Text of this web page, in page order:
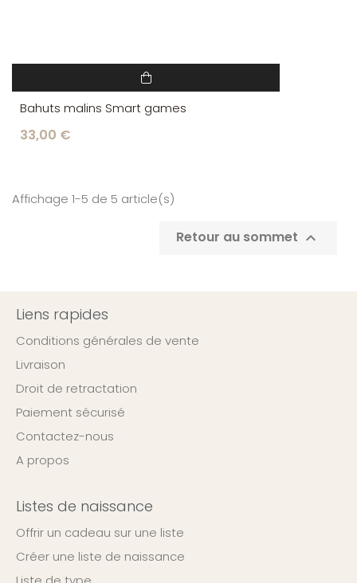
Bahuts malins Smart games
33,00 €
Affichage 1-5 de 5 article(s)
Retour au sommet 
Liens rapides
Conditions générales de vente
Livraison
Droit de retractation
Paiement sécurisé
Contactez-nous
A propos
Listes de naissance
Offrir un cadeau sur une liste
Créer une liste de naissance